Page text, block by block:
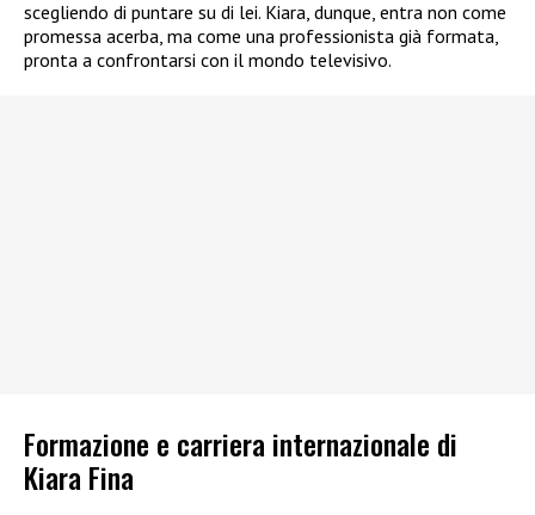
scegliendo di puntare su di lei. Kiara, dunque, entra non come
promessa acerba, ma come una professionista già formata,
pronta a confrontarsi con il mondo televisivo.
Formazione e carriera internazionale di
Kiara Fina